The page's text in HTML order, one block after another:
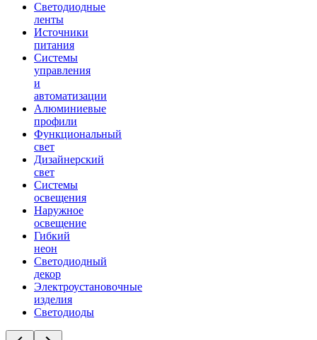
Светодиодные
ленты
Источники
питания
Системы
управления
и
автоматизации
Алюминиевые
профили
Функциональный
свет
Дизайнерский
свет
Системы
освещения
Наружное
освещение
Гибкий
неон
Светодиодный
декор
Электроустановочные
изделия
Светодиоды